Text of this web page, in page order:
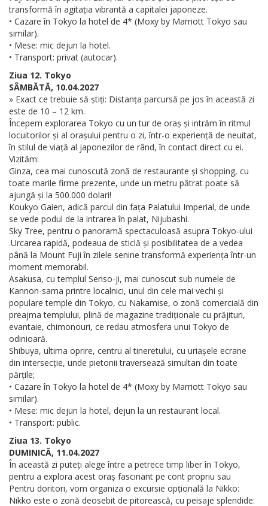
transformă în agitația vibrantă a capitalei japoneze.
• Cazare în Tokyo la hotel de 4* (Moxy by Marriott Tokyo sau
similar).
• Mese: mic dejun la hotel.
• Transport: privat (autocar).
Ziua 12. Tokyo
SÂMBĂTĂ, 10.04.2027
» Exact ce trebuie să știți: Distanța parcursă pe jos în această zi
este de 10 – 12 km.
Începem explorarea Tokyo cu un tur de oraș și intrăm în ritmul
locuitorilor și al orașului pentru o zi, într-o experiență de neuitat,
în stilul de viață al japonezilor de rând, în contact direct cu ei.
Vizităm:
Ginza, cea mai cunoscută zonă de restaurante și shopping, cu
toate marile firme prezente, unde un metru pătrat poate să
ajungă și la 500.000 dolari!
Koukyo Gaien, adică parcul din fața Palatului Imperial, de unde
se vede podul de la intrarea în palat, Nijubashi.
Sky Tree, pentru o panoramă spectaculoasă asupra Tokyo-ului
.Urcarea rapidă, podeaua de sticlă și posibilitatea de a vedea
până la Mount Fuji în zilele senine transformă experiența într-un
moment memorabil.
Asakusa, cu templul Senso-ji, mai cunoscut sub numele de
Kannon-sama printre localnici, unul din cele mai vechi și
populare temple din Tokyo, cu Nakamise, o zonă comercială din
preajma templului, plină de magazine tradiționale cu prăjituri,
evantaie, chimonouri, ce redau atmosfera unui Tokyo de
odinioară.
Shibuya, ultima oprire, centru al tineretului, cu uriașele ecrane
din intersecție, unde pietonii traversează simultan din toate
părțile;
• Cazare în Tokyo la hotel de 4* (Moxy by Marriott Tokyo sau
similar).
• Mese: mic dejun la hotel, dejun la un restaurant local.
• Transport: public.
Ziua 13. Tokyo
DUMINICĂ, 11.04.2027
În această zi puteți alege între a petrece timp liber în Tokyo,
pentru a explora acest oraș fascinant pe cont propriu sau
Pentru doritori, vom organiza o excursie opțională la Nikko:
Nikko este o zonă deosebit de pitorească, cu peisaje splendide: